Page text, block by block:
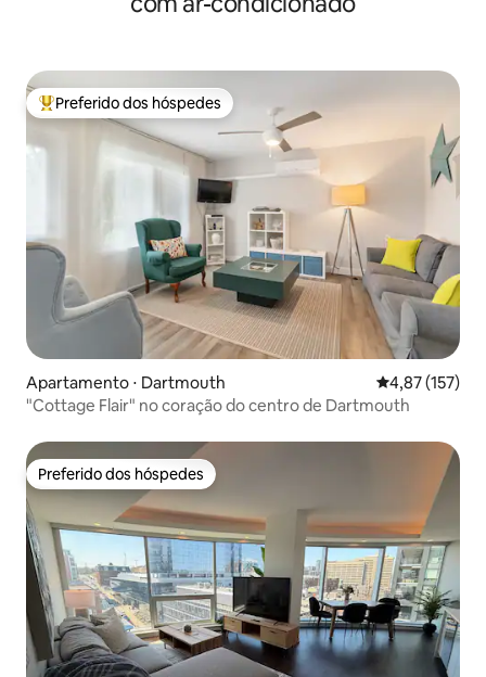
Entre os melhores preferidos dos hóspedes
Preferido dos hóspedes
Apartamento ⋅ Dartmouth 4,87 de uma
4,87 (157)
"Cottage Flair" no coração do centro de Dartmouth
Preferido dos hóspedes
Preferido dos hóspedes